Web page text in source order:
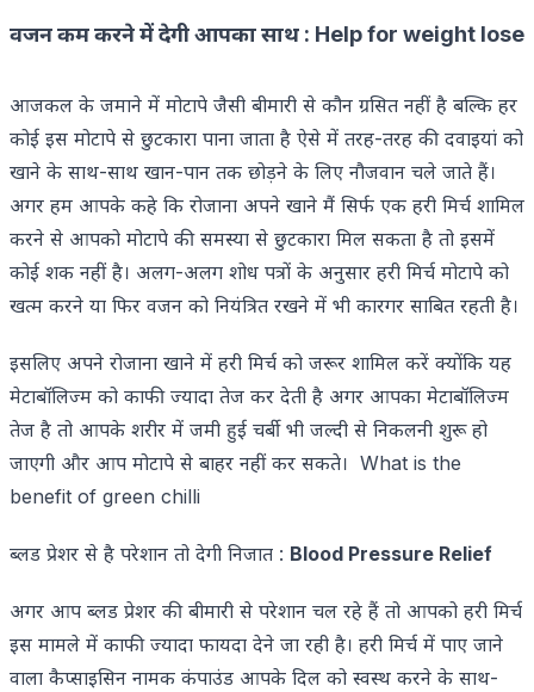
वजन कम करने में देगी आपका साथ : Help for weight lose
आजकल के जमाने में मोटापे जैसी बीमारी से कौन ग्रसित नहीं है बल्कि हर
कोई इस मोटापे से छुटकारा पाना जाता है ऐसे में तरह-तरह की दवाइयां को
खाने के साथ-साथ खान-पान तक छोड़ने के लिए नौजवान चले जाते हैं।
अगर हम आपके कहे कि रोजाना अपने खाने मैं सिर्फ एक हरी मिर्च शामिल
करने से आपको मोटापे की समस्या से छुटकारा मिल सकता है तो इसमें
कोई शक नहीं है। अलग-अलग शोध पत्रों के अनुसार हरी मिर्च मोटापे को
खत्म करने या फिर वजन को नियंत्रित रखने में भी कारगर साबित रहती है।
इसलिए अपने रोजाना खाने में हरी मिर्च को जरूर शामिल करें क्योंकि यह
मेटाबॉलिज्म को काफी ज्यादा तेज कर देती है अगर आपका मेटाबॉलिज्म
तेज है तो आपके शरीर में जमी हुई चर्बी भी जल्दी से निकलनी शुरू हो
जाएगी और आप मोटापे से बाहर नहीं कर सकते। What is the
benefit of green chilli
ब्लड प्रेशर से है परेशान तो देगी निजात : Blood Pressure Relief
अगर आप ब्लड प्रेशर की बीमारी से परेशान चल रहे हैं तो आपको हरी मिर्च
इस मामले में काफी ज्यादा फायदा देने जा रही है। हरी मिर्च में पाए जाने
वाला कैप्साइसिन नामक कंपाउंड आपके दिल को स्वस्थ करने के साथ-